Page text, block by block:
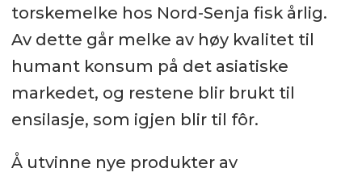
torskemelke hos Nord-Senja fisk årlig.
Av dette går melke av høy kvalitet til
humant konsum på det asiatiske
markedet, og restene blir brukt til
ensilasje, som igjen blir til fôr.
Å utvinne nye produkter av